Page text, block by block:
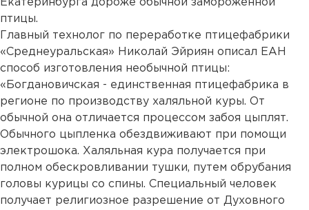
Екатеринбурга дороже обычной замороженной
птицы.
Главный технолог по переработке птицефабрики
«Среднеуральская» Николай Эйриян описал ЕАН
способ изготовления необычной птицы:
«Богдановичская - единственная птицефабрика в
регионе по производству халяльной куры. От
обычной она отличается процессом забоя цыплят.
Обычного цыпленка обездвиживают при помощи
электрошока. Халяльная кура получается при
полном обескровливании тушки, путем обрубания
головы курицы со спины. Специальный человек
получает религиозное разрешение от Духовного